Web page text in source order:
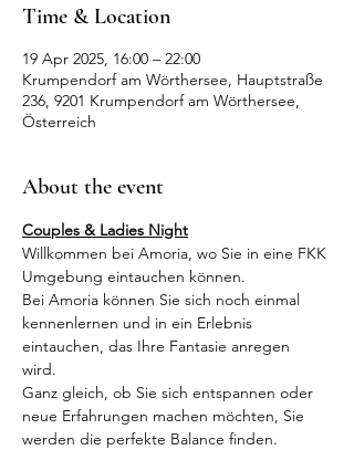
Time & Location
19 Apr 2025, 16:00 – 22:00
Krumpendorf am Wörthersee, Hauptstraße
236, 9201 Krumpendorf am Wörthersee,
Österreich
About the event
Couples & Ladies Night
Willkommen bei Amoria, wo Sie in eine FKK
Umgebung eintauchen können.
Bei Amoria können Sie sich noch einmal
kennenlernen und in ein Erlebnis
eintauchen, das Ihre Fantasie anregen
wird.
Ganz gleich, ob Sie sich entspannen oder
neue Erfahrungen machen möchten, Sie
werden die perfekte Balance finden.